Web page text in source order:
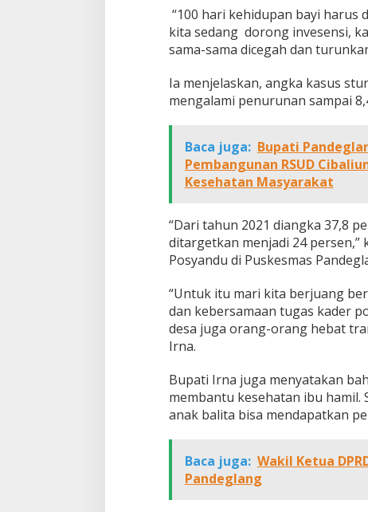
“100 hari kehidupan bayi harus
kita sedang dorong invesensi,
sama-sama dicegah dan
Ia menjelaskan, angka kasus
mengalami penurunan sampai
Baca juga: Bupati
Pembangunan RSUD
Kesehatan Masyarakat
“Dari tahun 2021 diangka 37,8
ditargetkan menjadi 24
Posyandu di Puskesmas
“Untuk itu mari kita berjuang
dan kebersamaan tugas kader
desa juga orang-orang hebat
Irna.
Bupati Irna juga menyatakan
membantu kesehatan ibu hamil.
anak balita bisa mendapatkan
Baca juga: Wakil Ketua
Pandeglang